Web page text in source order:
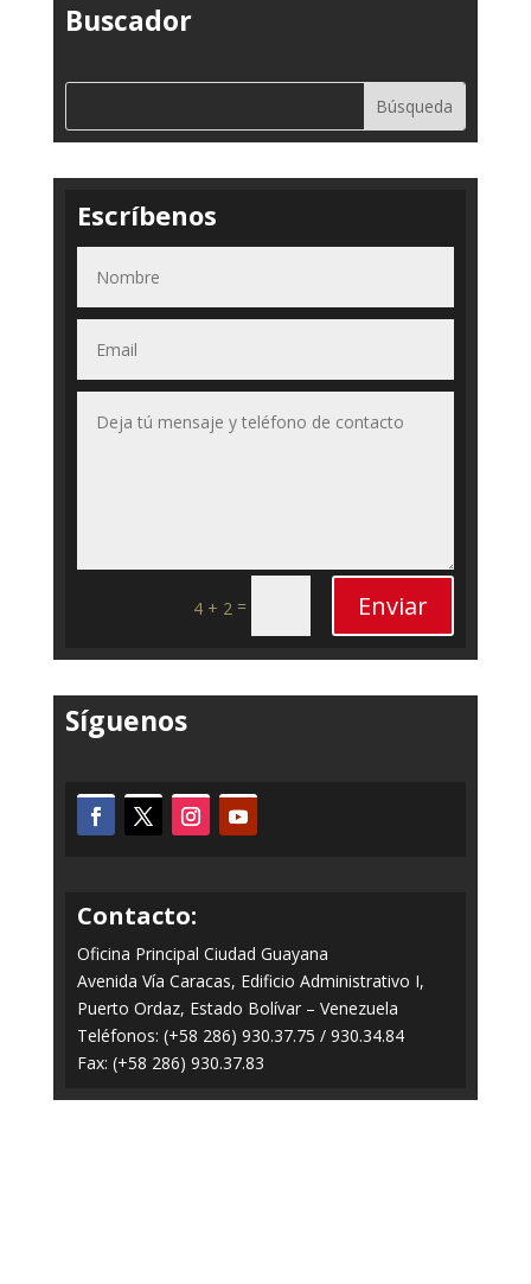
Buscador
Escríbenos
4 + 2 = Enviar
Síguenos
Contacto:
Oficina Principal Ciudad Guayana
Avenida Vía Caracas, Edificio Administrativo I,
Puerto Ordaz, Estado Bolívar – Venezuela
Teléfonos: (+58 286) 930.37.75 / 930.34.84
Fax: (+58 286) 930.37.83